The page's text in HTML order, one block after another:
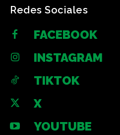
Redes Sociales
FACEBOOK
INSTAGRAM
TIKTOK
X
YOUTUBE